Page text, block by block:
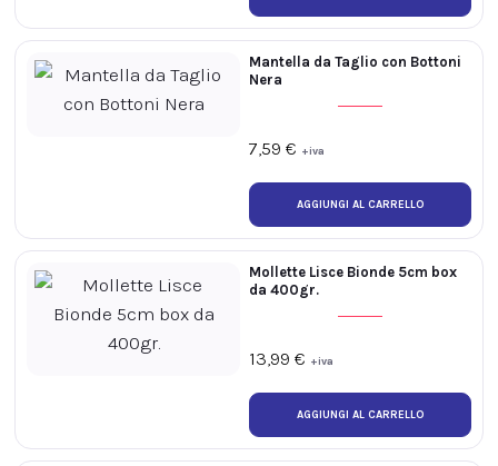
7,59 € +iva
Mantella da Taglio con Bottoni
Nera
13,99 € +iva
Mollette Lisce Bionde 5cm box
da 400gr.